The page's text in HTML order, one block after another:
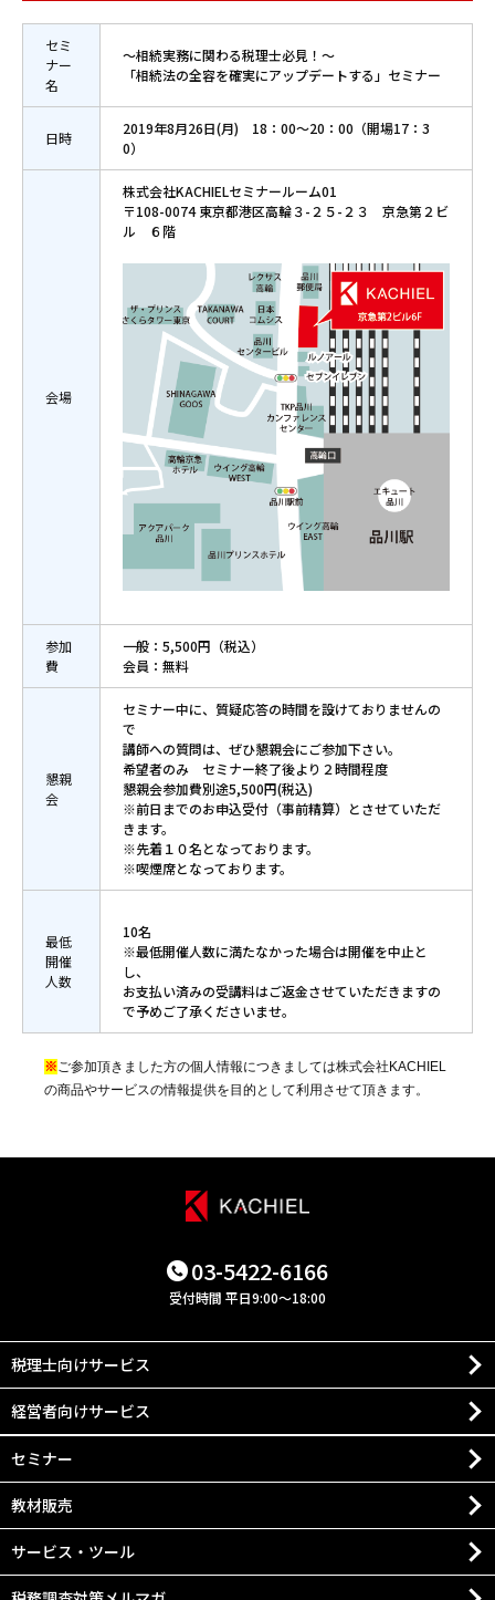
セミ
ナー
名
～相続実務に関わる税理士必見！～
「相続法の全容を確実にアップデートする」セミナー
日時
2019年8月26日(月) 18：00～20：00（開場17：3
0）
会場
株式会社KACHIELセミナールーム01
〒108-0074 東京都港区高輪３-２５-２３ 京急第２ビ
ル ６階
参加
費
一般：5,500円（税込）
会員：無料
懇親
会
セミナー中に、質疑応答の時間を設けておりませんの
で
講師への質問は、ぜひ懇親会にご参加下さい。
希望者のみ セミナー終了後より２時間程度
懇親会参加費別途5,500円(税込)
※前日までのお申込受付（事前精算）とさせていただ
きます。
※先着１０名となっております。
※喫煙席となっております。
最低
開催
人数
10名
※最低開催人数に満たなかった場合は開催を中止と
し、
お支払い済みの受講料はご返金させていただきますの
で予めご了承くださいませ。
※ご参加頂きました方の個人情報につきましては株式会社KACHIEL
の商品やサービスの情報提供を目的として利用させて頂きます。
03-5422-6166
受付時間 平日9:00～18:00
税理士向けサービス
経営者向けサービス
セミナー
教材販売
サービス・ツール